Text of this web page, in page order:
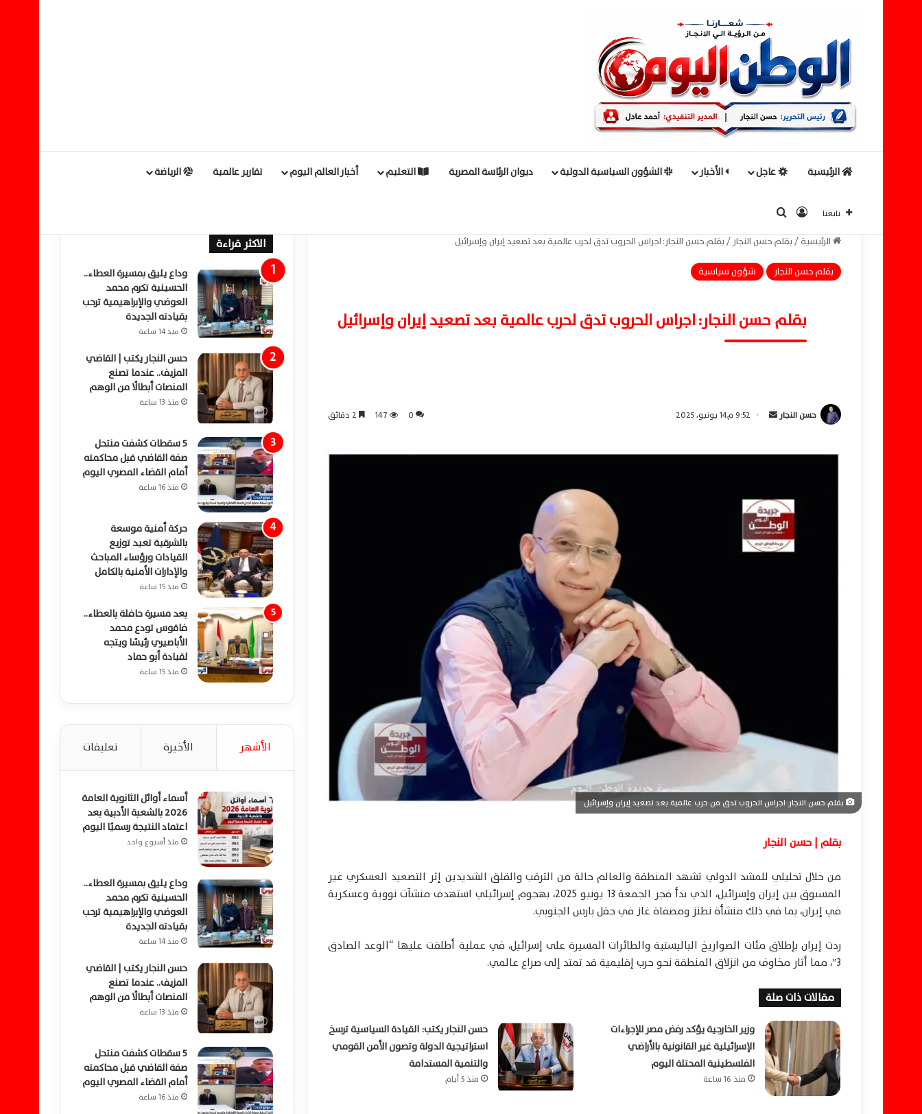
الرئيسية عاجل الأخبار الشؤون السياسية الدولية ديوان الرئاسة المصرية التعليم أخبار العالم اليوم تقارير عالمية الرياضة
تابعنا تسجيل الدخول
الرئيسية/بقلم حسن النجار /بقلم حسن النجار: اجراس الحروب تدق لحرب عالمية بعد تصعيد إيران وإسرائيل
بقلم حسن النجار
شؤون سياسية
بقلم حسن النجار: اجراس الحروب تدق لحرب عالمية بعد تصعيد إيران وإسرائيل
حسن النجار
ر
ي
د
ا
9:52 م14 يونيو، 2025 0
147
بقلم حسن النجار: اجراس الحروب تدق من حرب عالمية بعد تصعيد إيران وإسرائيل
بقلم | حسن النجار
من خلال تحليلي للمشد الدولي تشهد المنطقة والعالم حالة من الترقب والقلق الشديدين إثر التصعيد العسكري غير
المسبوق بين إيران وإسرائيل، الذي بدأ فجر الجمعة 13 يونيو 2025، بهجوم إسرائيلي استهدف منشآت نووية وعسكرية
في إيران، بما في ذلك منشأة نطنز ومصفاة غاز في حقل بارس الجنوبي.
ردت إيران بإطلاق مئات الصواريخ الباليستية والطائرات المسيرة على إسرائيل، في عملية أطلقت عليها “الوعد الصادق
3″، مما أثار مخاوف من انزلاق المنطقة نحو حرب إقليمية قد تمتد إلى صراع عالمي.
مقالات ذات صلة
وزير الخارجية يؤكد رفض مصر للإجراءات
الإسرائيلية غير القانونية بالأراضي
الفلسطينية المحتلة اليوم
منذ 16 ساعة
حسن النجار يكتب: القيادة السياسية ترسخ
استراتيجية الدولة وتصون الأمن القومي
والتنمية المستدامة
منذ 5 أيام
الاكثر قراءة
وداع يليق بمسيرة العطاء..
الحسينية تكرم محمد
العوضي والإبراهيمية ترحب
بقيادته الجديدة
منذ 14 ساعة
حسن النجار يكتب | القاضي
المزيف.. عندما تصنع
المنصات أبطالًا من الوهم
منذ 13 ساعة
5 سقطات كشفت منتحل
صفة القاضي قبل محاكمته
أمام القضاء المصري اليوم
منذ 16 ساعة
حركة أمنية موسعة
بالشرقية تعيد توزيع
القيادات ورؤساء المباحث
والإدارات الأمنية بالكامل
منذ 15 ساعة
بعد مسيرة حافلة بالعطاء..
فاقوس تودع محمد
الأباصيري رئيسًا ويتجه
لقيادة أبو حماد
منذ 15 ساعة
الأشهر الأخيرة تعليقات
أسماء أوائل الثانوية العامة
2026 بالشعبة الأدبية بعد
اعتماد النتيجة رسميًا اليوم
منذ أسبوع واحد
وداع يليق بمسيرة العطاء..
الحسينية تكرم محمد
العوضي والإبراهيمية ترحب
بقيادته الجديدة
منذ 14 ساعة
حسن النجار يكتب | القاضي
المزيف.. عندما تصنع
المنصات أبطالًا من الوهم
منذ 13 ساعة
5 سقطات كشفت منتحل
صفة القاضي قبل محاكمته
أمام القضاء المصري اليوم
منذ 16 ساعة